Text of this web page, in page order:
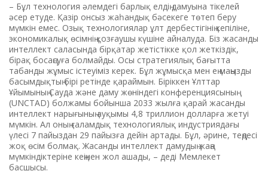
– Бұл технология әлемдегі барлық елдің дамуына тікелей
әсер етуде. Қазір онсыз жаһандық бәсекеге төтеп беру
мүмкін емес. Озық технологиялар ұлт дербестігінің кепіліне,
экономикалық өсімнің қозғаушы күшіне айналуда. Біз жасанды
интеллект саласында бірқатар жетістікке қол жеткіздік,
бірақ босаңсуға болмайды. Осы стратегиялық бағытта
табанды жұмыс істеуіміз керек. Бұл жұмысқа мен ең маңызды
басымдықтың бірі ретінде қараймын. Біріккен Ұлттар
Ұйымының Сауда және даму жөніндегі конференциясының
(UNCTAD) болжамы бойынша 2033 жылға қарай жасанды
интеллект нарығының ауқымы 4,8 триллион долларға жетуі
мүмкін. Ал оның ғаламдық технологиялық индустриядағы
үлесі 7 пайыздан 29 пайызға дейін артады. Бұл, әрине, теңдесі
жоқ өсім болмақ. Жасанды интеллект дамудың жаңа
мүмкіндіктеріне кеңінен жол ашады, – деді Мемлекет
басшысы.